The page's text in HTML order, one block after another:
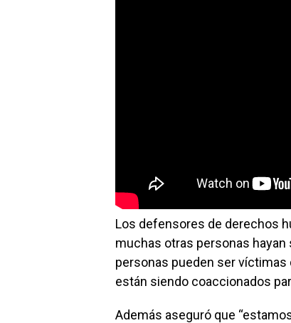
Los defensores de derechos
muchas otras personas hayan
personas pueden ser víctimas
están siendo coaccionados
Además aseguró que